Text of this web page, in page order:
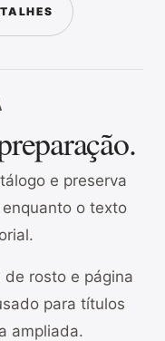
e preserva
o texto
rosto e página
para títulos
ampliada.